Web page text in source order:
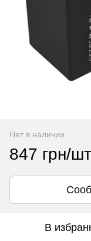
Нет в наличии
847 грн/
В